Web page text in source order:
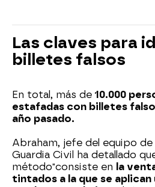
Las claves para
billetes falsos
En total, más de 10.000
estafadas con billetes
año pasado.
Abraham, jefe del equipo de
Guardia Civil ha detallado
método"consiste en la
tintados a la que se aplican